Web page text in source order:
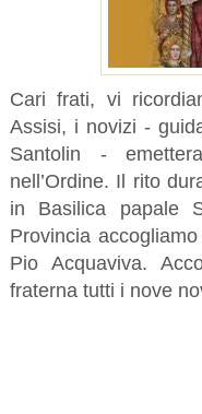
Cari frati, vi
Assisi, i novizi -
Santolin -
nell’Ordine. Il rito
in Basilica papale
Provincia
Pio Acquaviva.
fraterna tutti i nove